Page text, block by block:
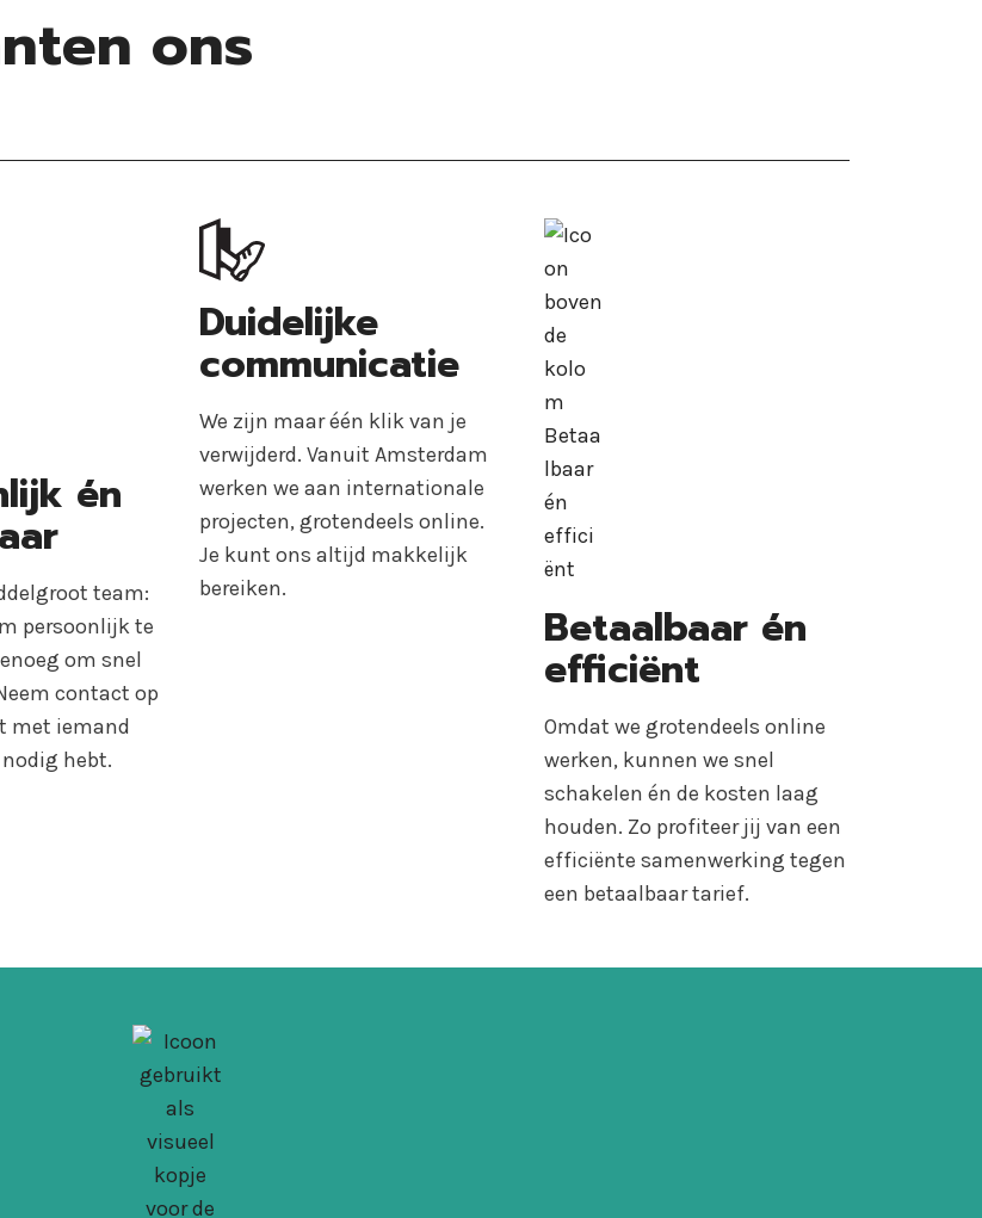
ons
én
team:
persoonlijk te
om snel
contact op
met iemand
hebt.
Duidelijke
communicatie
We zijn maar één klik van je
verwijderd. Vanuit Amsterdam
werken we aan internationale
projecten, grotendeels online.
Je kunt ons altijd makkelijk
bereiken.
Betaalbaar én
efficiënt
Omdat we grotendeels online
werken, kunnen we snel
schakelen én de kosten laag
houden. Zo profiteer jij van een
efficiënte samenwerking tegen
een betaalbaar tarief.